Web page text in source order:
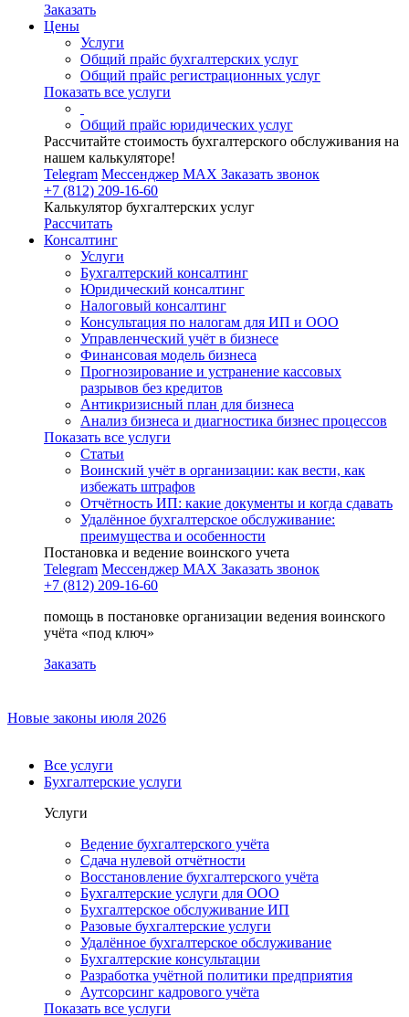
Заказать
Цены
Услуги
Общий прайс бухгалтерских услуг
Общий прайс регистрационных услуг
Показать все услуги
Общий прайс юридических услуг
Рассчитайте стоимость бухгалтерского обслуживания на
нашем калькуляторе!
Telegram Мессенджер MAX Заказать звонок
+7 (812) 209-16-60
Калькулятор бухгалтерских услуг
Рассчитать
Консалтинг
Услуги
Бухгалтерский консалтинг
Юридический консалтинг
Налоговый консалтинг
Консультация по налогам для ИП и ООО
Управленческий учёт в бизнесе
Финансовая модель бизнеса
Прогнозирование и устранение кассовых
разрывов без кредитов
Антикризисный план для бизнеса
Анализ бизнеса и диагностика бизнес процессов
Показать все услуги
Статьи
Воинский учёт в организации: как вести, как
избежать штрафов
Отчётность ИП: какие документы и когда сдавать
Удалённое бухгалтерское обслуживание:
преимущества и особенности
Постановка и ведение воинского учета
Telegram Мессенджер MAX Заказать звонок
+7 (812) 209-16-60
помощь в постановке организации ведения воинского
учёта «под ключ»
Заказать
Новые законы июля 2026
Все услуги
Бухгалтерские услуги
Услуги
Ведение бухгалтерского учёта
Сдача нулевой отчётности
Восстановление бухгалтерского учёта
Бухгалтерские услуги для ООО
Бухгалтерское обслуживание ИП
Разовые бухгалтерские услуги
Удалённое бухгалтерское обслуживание
Бухгалтерские консультации
Разработка учётной политики предприятия
Аутсорсинг кадрового учёта
Показать все услуги